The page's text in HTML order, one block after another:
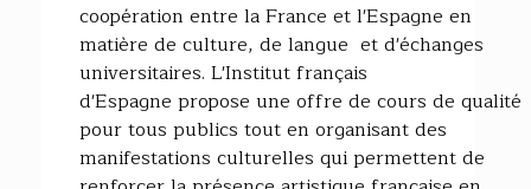
coopération entre la France et l'Espagne en
matière de culture, de langue et d'échanges
universitaires. L'Institut français
d'Espagne propose une offre de cours de qualité
pour tous publics tout en organisant des
manifestations culturelles qui permettent de